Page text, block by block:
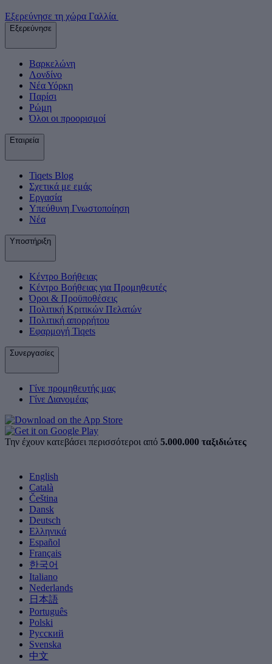
Εξερεύνησε τη χώρα Γαλλία
Εξερεύνησε
Βαρκελώνη
Λονδίνο
Νέα Υόρκη
Παρίσι
Ρώμη
Όλοι οι προορισμοί
Εταιρεία
Tiqets Βlog
Σχετικά με εμάς
Εργασία
Υπεύθυνη Γνωστοποίηση
Νέα
Υποστήριξη
Κέντρο Βοήθειας
Κέντρο Βοήθειας για Προμηθευτές
Όροι & Προϋποθέσεις
Πολιτική Κριτικών Πελατών
Πολιτική απορρήτου
Εφαρμογή Tiqets
Συνεργασίες
Γίνε προμηθευτής μας
Γίνε Διανομέας
Την έχουν κατεβάσει περισσότεροι από 5.000.000 ταξιδιώτες
English
Català
Čeština
Dansk
Deutsch
Ελληνικά
Español
Français
한국어
Italiano
Nederlands
日本語
Português
Polski
Русский
Svenska
中文